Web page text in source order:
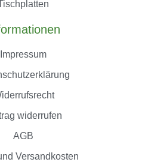
Impressum
widerrufen
AGB
Versandkosten